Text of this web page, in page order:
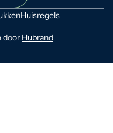
door Hubrand
Huisregels